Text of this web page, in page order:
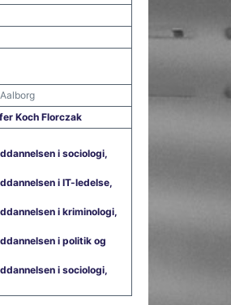
Koch Florczak
i sociologi,
i IT-ledelse,
i kriminologi,
i politik og
i sociologi,